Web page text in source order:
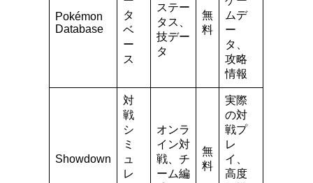
Pokémon
Database
タ
ベ
ー
ス
ステー
タス、
技デー
タ
無
料
ムデ
ー
タ、
攻略
情報
Showdown
対
戦
シ
ミ
ュ
レ
オンラ
イン対
戦、チ
ーム編
無
料
実際
の対
戦プ
レ
イ、
高度